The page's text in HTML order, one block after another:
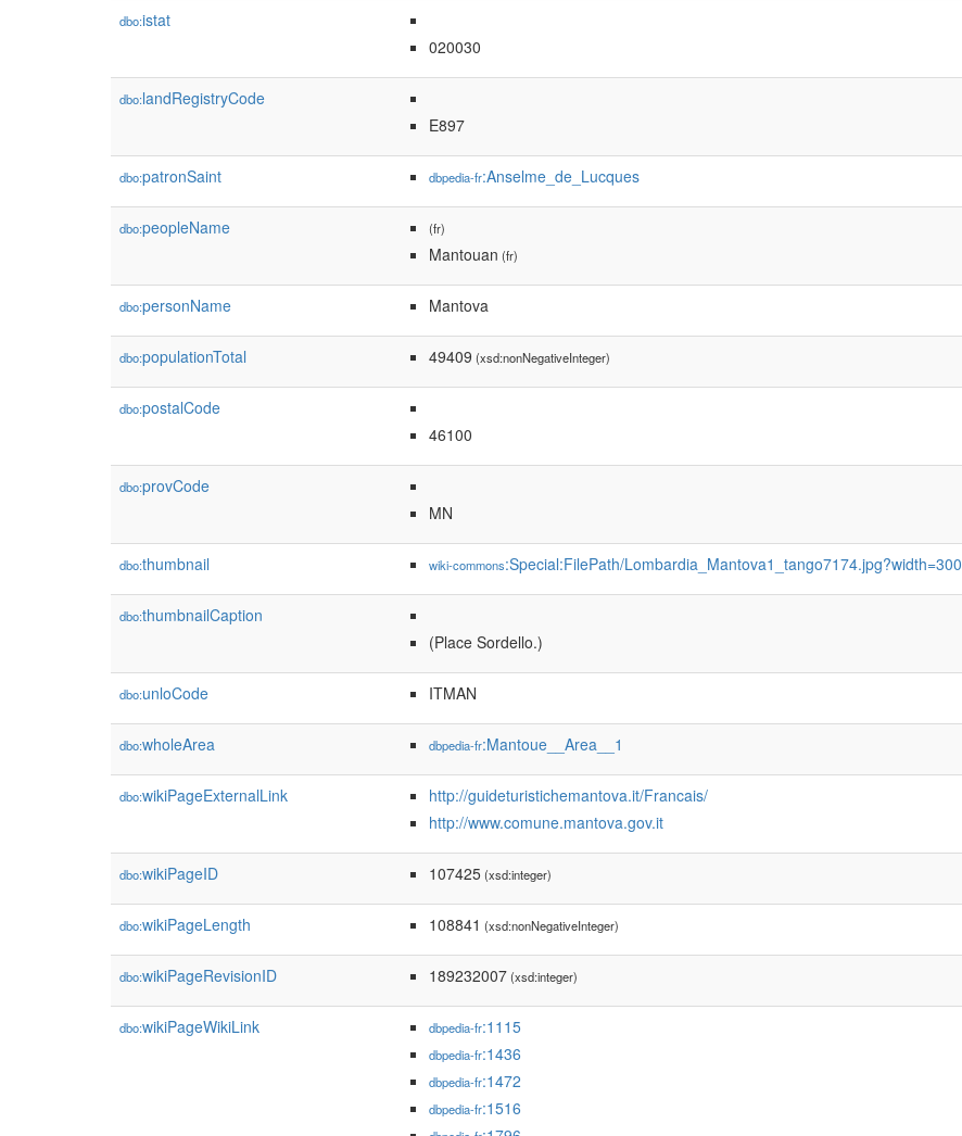
dbo:istat
020030
dbo:landRegistryCode
E897
dbo:patronSaint dbpedia-fr:Anselme_de_Lucques
dbo:peopleName (fr)
Mantouan (fr)
dbo:personName Mantova
dbo:populationTotal 49409 (xsd:nonNegativeInteger)
dbo:postalCode
46100
dbo:provCode
MN
dbo:thumbnail wiki-commons:Special:FilePath/Lombardia_Mantova1_tango7174.jpg?width=300
dbo:thumbnailCaption
(Place Sordello.)
dbo:unloCode ITMAN
dbo:wholeArea dbpedia-fr:Mantoue__Area__1
dbo:wikiPageExternalLink
http://guideturistichemantova.it/Francais/
http://www.comune.mantova.gov.it
dbo:wikiPageID 107425(xsd:integer)
dbo:wikiPageLength 108841 (xsd:nonNegativeInteger)
dbo:wikiPageRevisionID 189232007(xsd:integer)
dbo:wikiPageWikiLink dbpedia-fr:1115
dbpedia-fr:1436
dbpedia-fr:1472
dbpedia-fr:1516